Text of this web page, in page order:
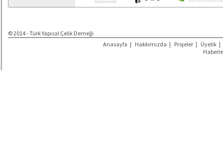
© 2014 - Türk Yapısal Çelik Derneği
Anasayfa | Hakkımızda | Projeler | Üyelik |